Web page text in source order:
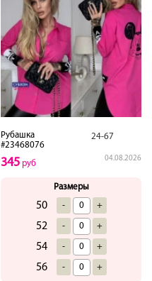
Рубашка
#23468076
24-67
04.08.2026
345 руб
Размеры
50 - +
52 - +
54 - +
56 - +